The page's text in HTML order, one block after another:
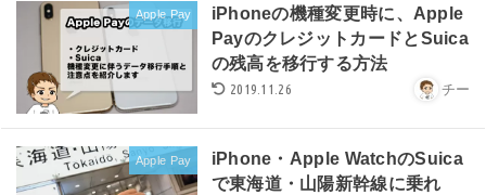
Apple Pay
iPhoneの機種変更時に、Apple
PayのクレジットカードとSuica
の残高を移行する方法
2019.11.26 チー
Apple Pay
iPhone・Apple WatchのSuica
で東海道・山陽新幹線に乗れ